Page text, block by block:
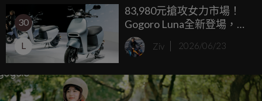
30
L
83,980元搶攻女力市場！
Gogoro Luna全新登場，
6kW馬達帶28吋大空間、
首購資費下殺119元起
Ziv 2026/06/23